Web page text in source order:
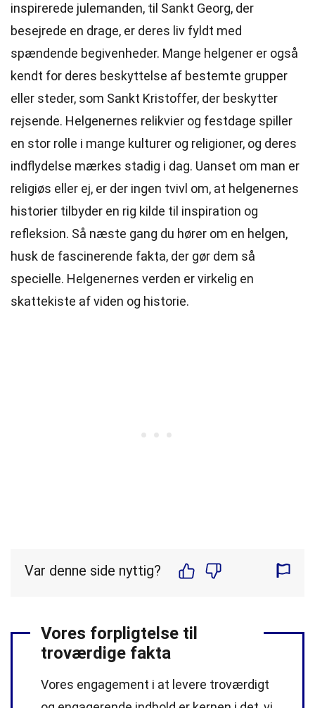
inspirerede julemanden, til Sankt Georg, der
besejrede en drage, er deres liv fyldt med
spændende begivenheder. Mange helgener er også
kendt for deres beskyttelse af bestemte grupper
eller steder, som Sankt Kristoffer, der beskytter
rejsende. Helgenernes relikvier og festdage spiller
en stor rolle i mange kulturer og religioner, og deres
indflydelse mærkes stadig i dag. Uanset om man er
religiøs eller ej, er der ingen tvivl om, at helgenernes
historier tilbyder en rig kilde til inspiration og
refleksion. Så næste gang du hører om en helgen,
husk de fascinerende fakta, der gør dem så
specielle. Helgenernes verden er virkelig en
skattekiste af viden og historie.
Var denne side nyttig?
Vores forpligtelse til
troværdige fakta
Vores engagement i at levere troværdigt